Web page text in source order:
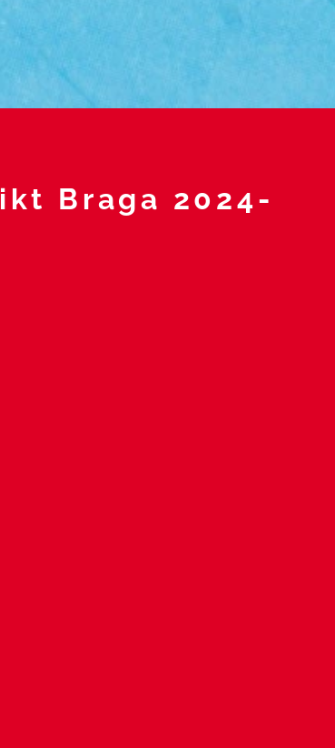
Braga 2024-